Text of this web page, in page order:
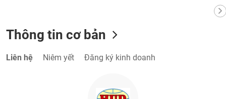
Thông tin cơ bản
Liên hệ Niêm yết Đăng ký kinh doanh
tư